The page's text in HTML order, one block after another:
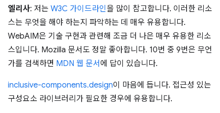
엘리사: 저는 W3C 가이드라인을 많이 참고합니다. 이러한 리소
스는 무엇을 해야 하는지 파악하는 데 매우 유용합니다.
WebAIM은 기술 구현과 관련해 조금 더 나은 매우 유용한 리소
스입니다. Mozilla 문서도 정말 좋아합니다. 10번 중 9번은 무언
가를 검색하면 MDN 웹 문서 에 답이 있습니다.
inclusive-components.design이 마음에 듭니다. 접근성 있는
구성요소 라이브러리가 필요한 경우에 유용합니다.